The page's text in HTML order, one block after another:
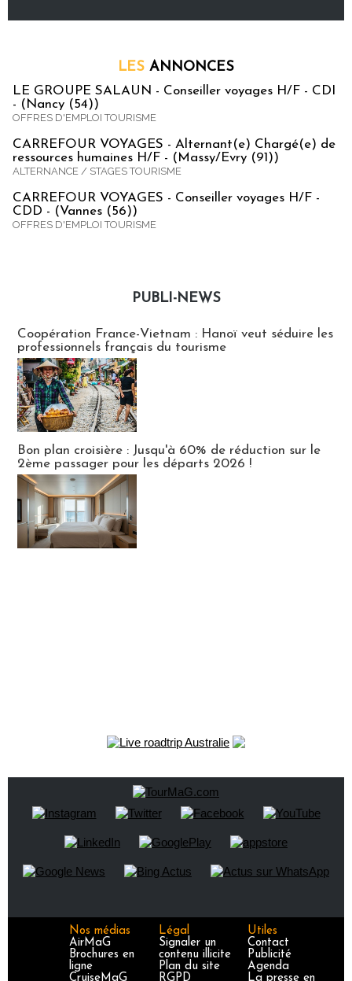
LES ANNONCES
LE GROUPE SALAUN - Conseiller voyages H/F - CDI
- (Nancy (54))
OFFRES D'EMPLOI TOURISME
CARREFOUR VOYAGES - Alternant(e) Chargé(e) de
ressources humaines H/F - (Massy/Evry (91))
ALTERNANCE / STAGES TOURISME
CARREFOUR VOYAGES - Conseiller voyages H/F -
CDD - (Vannes (56))
OFFRES D'EMPLOI TOURISME
PUBLI-NEWS
Coopération France-Vietnam : Hanoï veut séduire les
professionnels français du tourisme
Bon plan croisière : Jusqu'à 60% de réduction sur le
2ème passager pour les départs 2026 !
Nos médias
AirMaG
Brochures en
ligne
CruiseMaG
Légal
Signaler un
contenu illicite
Plan du site
RGPD
Utiles
Contact
Publicité
Agenda
La presse en